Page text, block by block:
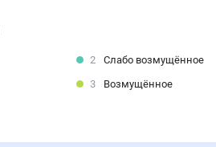
2
Слабо возмущённое
3
Возмущённое